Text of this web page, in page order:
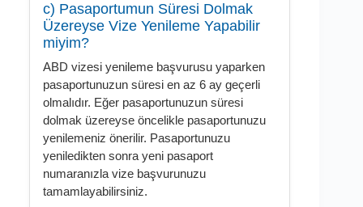
c) Pasaportumun Süresi Dolmak
Üzereyse Vize Yenileme Yapabilir
miyim?
ABD vizesi yenileme başvurusu yaparken
pasaportunuzun süresi en az 6 ay geçerli
olmalıdır. Eğer pasaportunuzun süresi
dolmak üzereyse öncelikle pasaportunuzu
yenilemeniz önerilir. Pasaportunuzu
yeniledikten sonra yeni pasaport
numaranızla vize başvurunuzu
tamamlayabilirsiniz.